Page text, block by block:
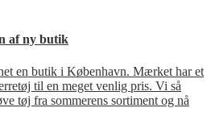
af ny butik
en butik i København. Mærket har et
til en meget venlig pris. Vi så
tøj fra sommerens sortiment og nå